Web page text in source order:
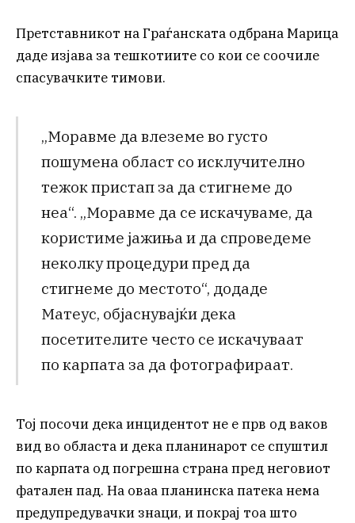
Претставникот на Граѓанската одбрана Марица
даде изјава за тешкотиите со кои се соочиле
спасувачките тимови.
„Моравме да влеземе во густо
пошумена област со исклучително
тежок пристап за да стигнеме до
неа“. „Моравме да се искачуваме, да
користиме јажиња и да спроведеме
неколку процедури пред да
стигнеме до местото“, додаде
Матеус, објаснувајќи дека
посетителите често се искачуваат
по карпата за да фотографираат.
Тој посочи дека инцидентот не е прв од ваков
вид во областа и дека планинарот се спуштил
по карпата од погрешна страна пред неговиот
фатален пад. На оваа планинска патека нема
предупредувачки знаци, и покрај тоа што